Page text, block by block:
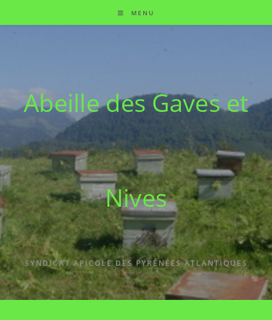
MENU
Abeille des Gaves et
Nives
SYNDICAT APICOLE DES PYRÉNÉES ATLANTIQUES